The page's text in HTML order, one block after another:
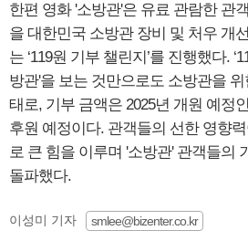
한편 영화 '소방관'은 유료 관람한 관
을 대한민국 소방관 장비 및 처우 개
는 ‘119원 기부 챌린지’를 진행했다.
방관'을 보는 것만으로도 소방관을
태로, 기부 금액은 2025년 개원 예정
후원 예정이다. 관객들의 선한 영향
로 큰 힘을 이루며 '소방관' 관객들의
돌파했다.
이성미 기자
smlee@bizenter.co.kr